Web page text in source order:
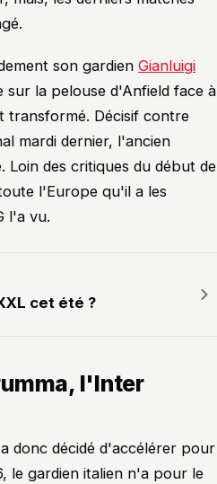
son gardien Gianluigi
sur la pelouse d'Anfield face à
transformé. Décisif contre
mardi dernier, l'ancien
Loin des critiques du début de
l'Europe qu'il a les
l'a vu.
cet été ?
l'Inter
donc décidé d'accélérer pour
le gardien italien n'a pour le